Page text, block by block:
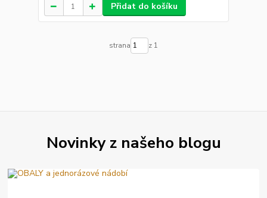
Přidat do košíku
strana z 1
Novinky z našeho blogu